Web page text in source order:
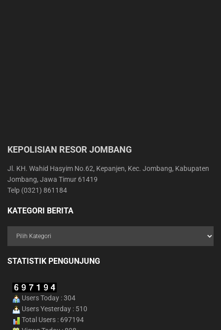
KEPOLISIAN RESOR JOMBANG
Jl. KH. Wahid Hasyim No.62, Kepanjen, Kec. Jombang, Kabupaten
Jombang, Jawa Timur 61419
Telp (0321) 861184
KATEGORI BERITA
STATISTIK PENGUNJUNG
Users Today : 304
Users Yesterday : 510
Total Users : 697194